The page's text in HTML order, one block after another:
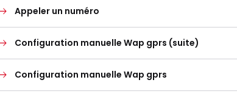
Appeler un numéro
Configuration manuelle Wap gprs (suite)
Configuration manuelle Wap gprs